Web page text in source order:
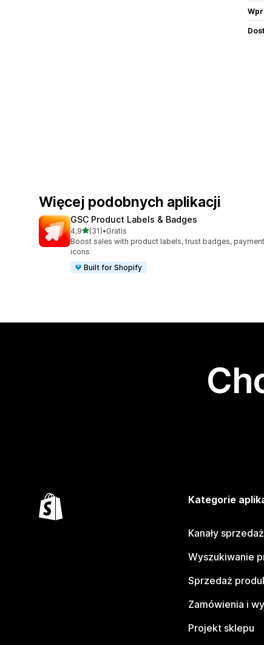
Więcej podobnych aplikacji
GSC Product Labels & Badges
4,9na 5 gwiazdek
(31)
Łączna liczba recenzji: 31
•Gratis
Boost sales with product labels, trust badges, payment
icons
Built for Shopify
Kategorie
Kanały
Wyszukiwanie
Sprzedaż
Zamówienia i
Projekt sklepu